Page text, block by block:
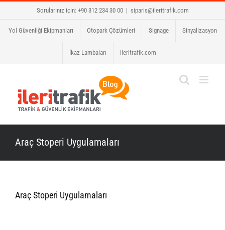
content
Sorularınız için: +90 312 234 30 00 | siparis@ileritrafik.com
Yol Güvenliği Ekipmanları Otopark Çözümleri Signage Sinyalizasyon
İkaz Lambaları ileritrafik.com
Araç Stoperi Uygulamaları
Araç Stoperi Uygulamaları